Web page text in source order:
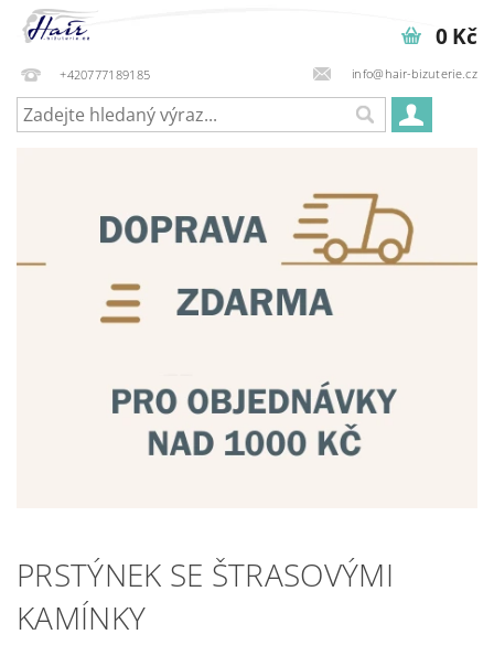
+420777189185 info@hair-bizuterie.cz
0 Kč
PRSTÝNEK SE ŠTRASOVÝMI
KAMÍNKY